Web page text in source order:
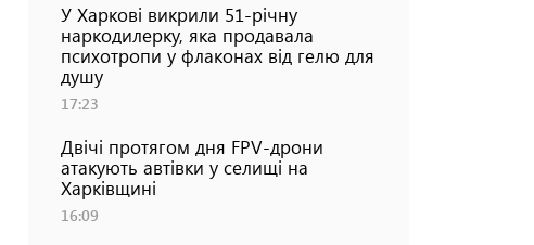
У Харкові викрили 51-річну
наркодилерку, яка продавала
психотропи у флаконах від гелю для
душу
17:23
Двічі протягом дня FPV-дрони
атакують автівки у селищі на
Харківщині
16:09